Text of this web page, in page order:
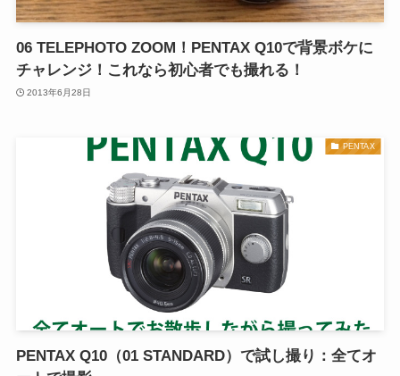
06 TELEPHOTO ZOOM！PENTAX Q10で背景ボケに
チャレンジ！これなら初心者でも撮れる！
2013年6月28日
PENTAX
PENTAX Q10（01 STANDARD）で試し撮り：全てオ